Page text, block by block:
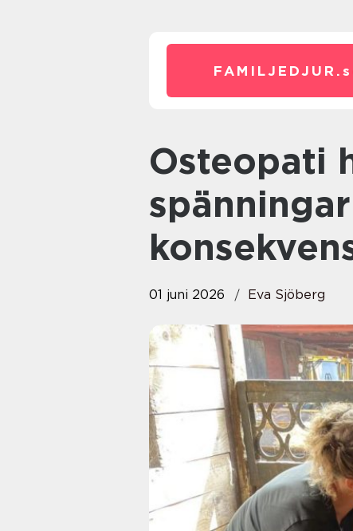
FAMILJEDJUR.
Osteopati häst när små
01 juni 2026 Eva Sjöberg